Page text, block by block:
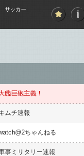
サッカー
艦巨砲主義！
ムチ速報
ちゃんねる
事ミリタリー速報